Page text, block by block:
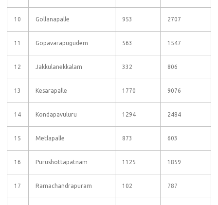
10 Gollanapalle 953 2707
11 Gopavarapugudem 563 1547
12 Jakkulanekkalam 332 806
13 Kesarapalle 1770 9076
14 Kondapavuluru 1294 2484
15 Metlapalle 873 603
16 Purushottapatnam 1125 1859
17 Ramachandrapuram 102 787